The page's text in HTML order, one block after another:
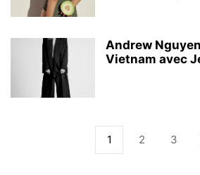
Andrew
Vietnam avec
1 2 3